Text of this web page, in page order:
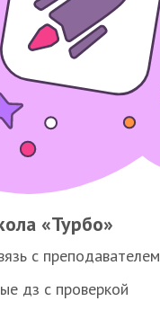
«Турбо»
с преподавателем
дз с проверкой